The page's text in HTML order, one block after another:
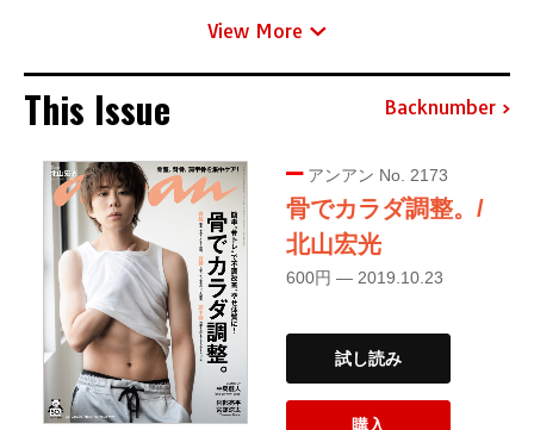
View More
This Issue Backnumber
アンアン No. 2173
骨でカラダ調整。/
北山宏光
600円 — 2019.10.23
試し読み
購入